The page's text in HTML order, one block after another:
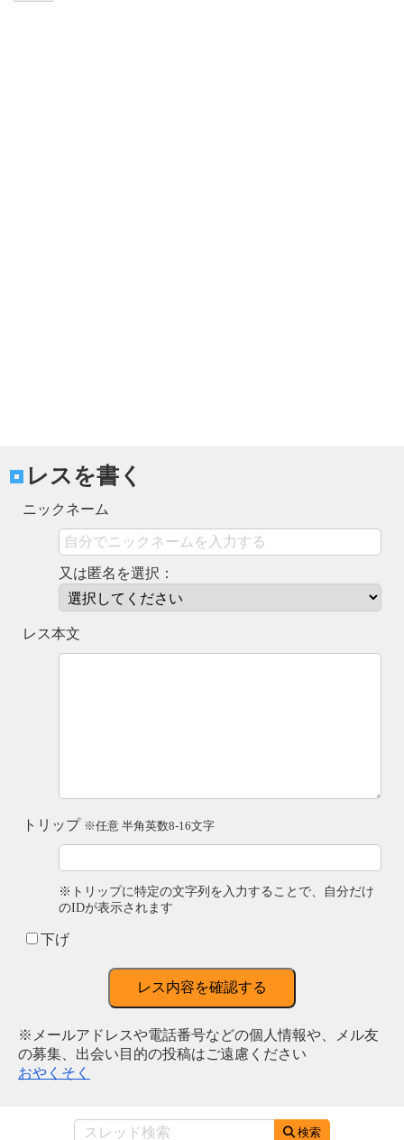
レスを書く
ニックネーム
又は匿名を選択：
レス本文
トリップ ※任意 半角英数8-16文字
※トリップに特定の文字列を入力することで、自分だけ
のIDが表示されます
下げ
レス内容を確認する
※メールアドレスや電話番号などの個人情報や、メル友
の募集、出会い目的の投稿はご遠慮ください
おやくそく
検索